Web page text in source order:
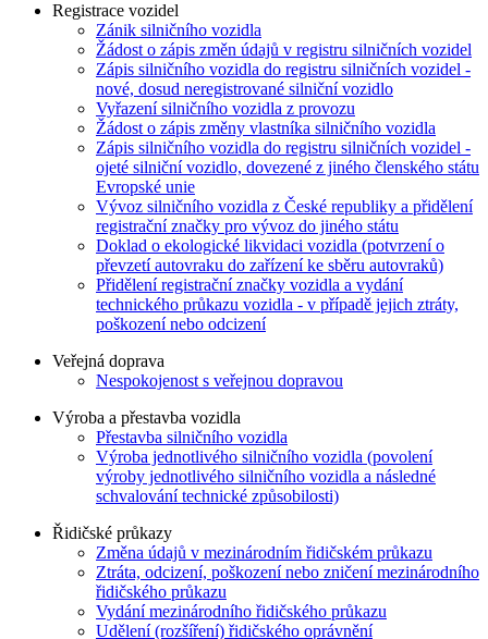
Registrace vozidel
Zánik silničního vozidla
Žádost o zápis změn údajů v registru silničních vozidel
Zápis silničního vozidla do registru silničních vozidel -
nové, dosud neregistrované silniční vozidlo
Vyřazení silničního vozidla z provozu
Žádost o zápis změny vlastníka silničního vozidla
Zápis silničního vozidla do registru silničních vozidel -
ojeté silniční vozidlo, dovezené z jiného členského státu
Evropské unie
Vývoz silničního vozidla z České republiky a přidělení
registrační značky pro vývoz do jiného státu
Doklad o ekologické likvidaci vozidla (potvrzení o
převzetí autovraku do zařízení ke sběru autovraků)
Přidělení registrační značky vozidla a vydání
technického průkazu vozidla - v případě jejich ztráty,
poškození nebo odcizení
Veřejná doprava
Nespokojenost s veřejnou dopravou
Výroba a přestavba vozidla
Přestavba silničního vozidla
Výroba jednotlivého silničního vozidla (povolení
výroby jednotlivého silničního vozidla a následné
schvalování technické způsobilosti)
Řidičské průkazy
Změna údajů v mezinárodním řidičském průkazu
Ztráta, odcizení, poškození nebo zničení mezinárodního
řidičského průkazu
Vydání mezinárodního řidičského průkazu
Udělení (rozšíření) řidičského oprávnění